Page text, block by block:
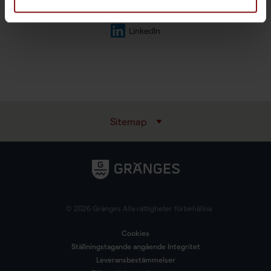
LinkedIn
Sitemap
© 2026 Gränges Alla rättigheter förbehållna
Cookies
Ställningstagande angående Integritet
Leveransbestämmelser